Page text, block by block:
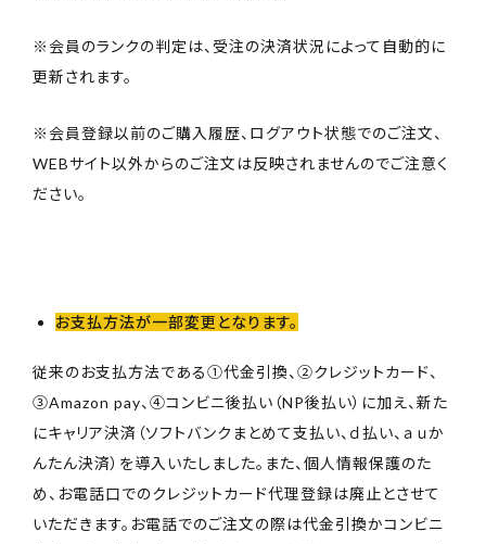
※会員のランクの判定は、受注の決済状況によって自動的に
更新されます。
※会員登録以前のご購入履歴、ログアウト状態でのご注文、
WEBサイト以外からのご注文は反映されませんのでご注意く
ださい。
お支払方法が一部変更となります。
従来のお支払方法である①代金引換、②クレジットカード、
③Amazon pay、④コンビニ後払い（NP後払い）に加え、新た
にキャリア決済（ソフトバンクまとめて支払い、ｄ払い、ａｕか
んたん決済）を導入いたしました。また、個人情報保護のた
め、お電話口でのクレジットカード代理登録は廃止とさせて
いただきます。お電話でのご注文の際は代金引換かコンビニ